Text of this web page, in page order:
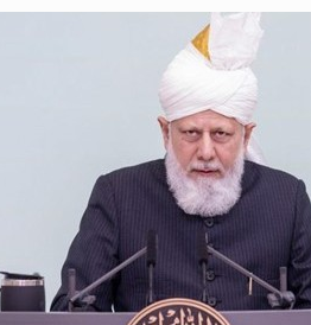
كافة الردود على القمص زكريا
وتعرّف على حقيقة الإسراء
المستشرقين في خاتم
حِكم، وأهداف >> المزيد